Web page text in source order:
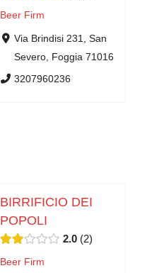
Beer Firm
Via Brindisi 231, San
Severo, Foggia 71016
3207960236
BIRRIFICIO DEI
POPOLI
2.0 2
Beer Firm